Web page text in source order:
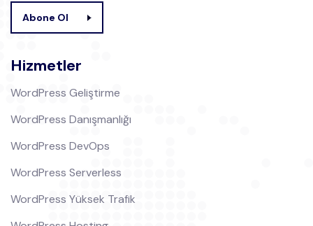
Abone Ol
Hizmetler
WordPress Geliştirme
WordPress Danışmanlığı
WordPress DevOps
WordPress Serverless
WordPress Yüksek Trafik